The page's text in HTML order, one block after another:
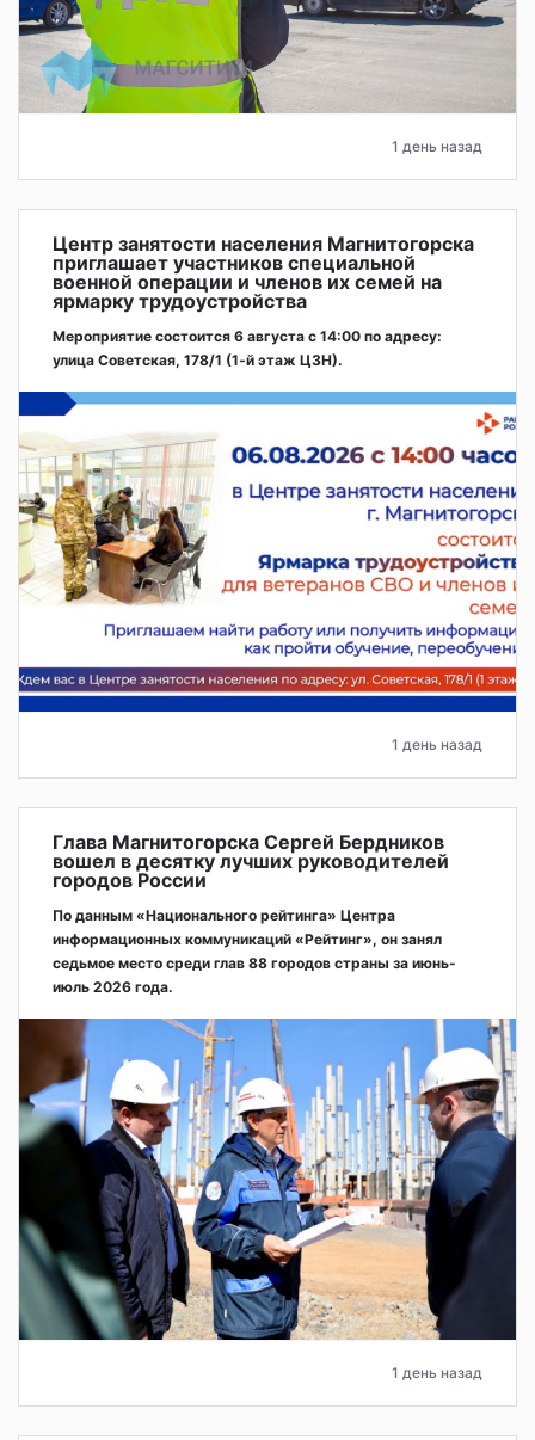
1 день назад
Центр занятости населения Магнитогорска
приглашает участников специальной
военной операции и членов их семей на
ярмарку трудоустройства
Мероприятие состоится 6 августа с 14:00 по адресу:
улица Советская, 178/1 (1‑й этаж ЦЗН).
1 день назад
Глава Магнитогорска Сергей Бердников
вошел в десятку лучших руководителей
городов России
По данным «Национального рейтинга» Центра
информационных коммуникаций «Рейтинг», он занял
седьмое место среди глав 88 городов страны за июнь-
июль 2026 года.
1 день назад